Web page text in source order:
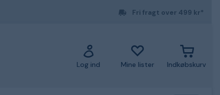
Fri fragt over 499 kr*
Log ind Mine lister Indkøbskurv